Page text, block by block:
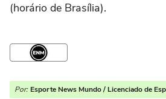
(horário de Brasília).
Por: Esporte News Mundo / Licenciado de